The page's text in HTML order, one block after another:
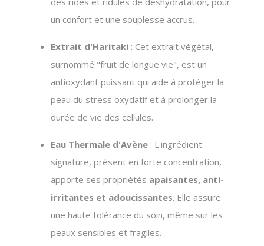
un confort et une souplesse accrus.
Extrait d'Haritaki : Cet extrait végétal,
surnommé "fruit de longue vie", est un
antioxydant puissant qui aide à protéger la
peau du stress oxydatif et à prolonger la
durée de vie des cellules.
Eau Thermale d'Avène : L'ingrédient
signature, présent en forte concentration,
apporte ses propriétés apaisantes, anti-
irritantes et adoucissantes. Elle assure
une haute tolérance du soin, même sur les
peaux sensibles et fragiles.